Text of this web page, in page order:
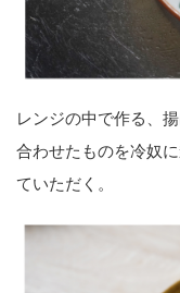
レンジの中で作る、
合わせたものを冷奴
ていただく。